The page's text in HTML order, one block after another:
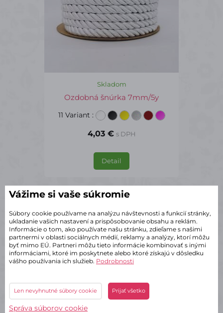
Skladom
Ozdobná šnúrka 7mm/5y
11 Variant :
4,03 € s DPH
Detail
Vážime si vaše súkromie
Súbory cookie používame na analýzu návštevnosti a funkcií stránky,
ukladanie vašich nastavení a prispôsobovanie obsahu a reklám.
Informácie o tom, ako používate našu stránku, zdieľame s našimi
partnermi v oblasti sociálnych médií, reklamy a analýzy, ktorí môžu
byť mimo EÚ. Partneri môžu tieto informácie kombinovať s inými
informáciami, ktoré im poskytnete alebo ktoré získajú v dôsledku
vášho používania ich služieb. Podrobnosti
Len nevyhnutné súbory cookie Prijať všetko
Správa súborov cookie